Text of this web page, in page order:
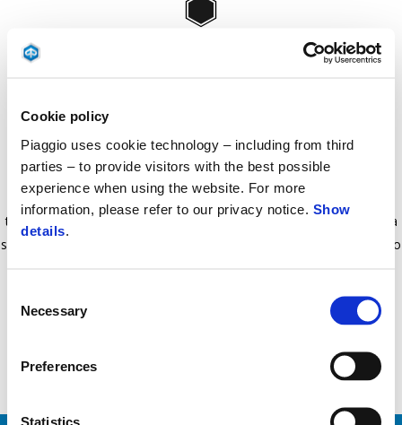
Cookie policy
Piaggio uses cookie technology – including from third
parties – to provide visitors with the best possible
experience when using the website. For more
information, please refer to our privacy notice. Show
details
Selection
Necessary
Preferences
Statistics
€ 221
Oferă o protecție excelentă împotriva frigului, utilizând materiale
termoizolante și WP. Stabilitate maximă chiar și la viteze mari. Husa
scaunului și sistemul antifurt sunt incluse. Proiectat pentru a găzdui o